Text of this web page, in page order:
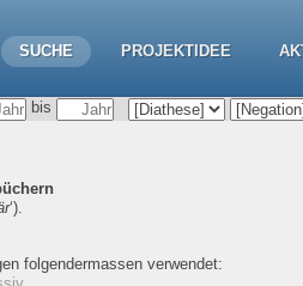
SUCHE PROJEKTIDEE
bis
‘).
folgendermassen verwendet: